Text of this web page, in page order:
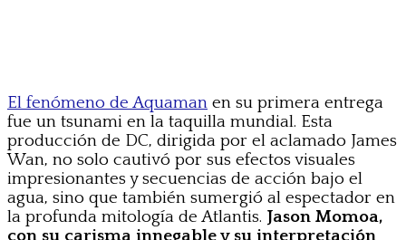
El fenómeno de Aquaman en su primera entrega
fue un tsunami en la taquilla mundial. Esta
producción de DC, dirigida por el aclamado James
Wan, no solo cautivó por sus efectos visuales
impresionantes y secuencias de acción bajo el
agua, sino que también sumergió al espectador en
la profunda mitología de Atlantis. Jason Momoa,
con su carisma innegable y su interpretación